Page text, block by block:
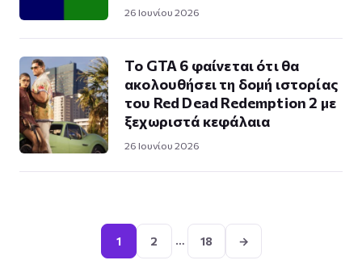
26 Ιουνίου 2026
Το GTA 6 φαίνεται ότι θα
ακολουθήσει τη δομή ιστορίας
του Red Dead Redemption 2 με
ξεχωριστά κεφάλαια
26 Ιουνίου 2026
άρθρων
1 2 … 18 →